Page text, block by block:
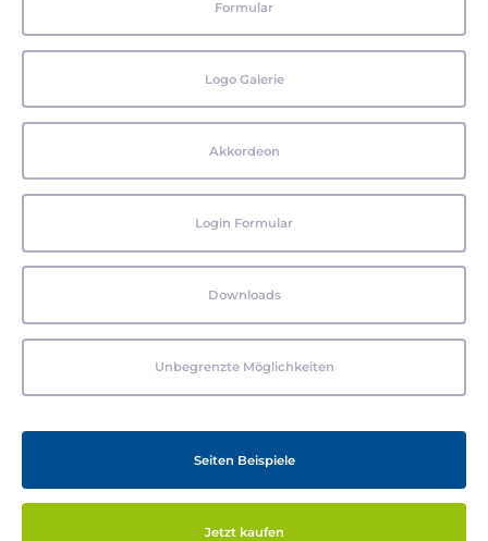
Formular
Logo Galerie
Akkordeon
Login Formular
Downloads
Unbegrenzte Möglichkeiten
Seiten Beispiele
Jetzt kaufen